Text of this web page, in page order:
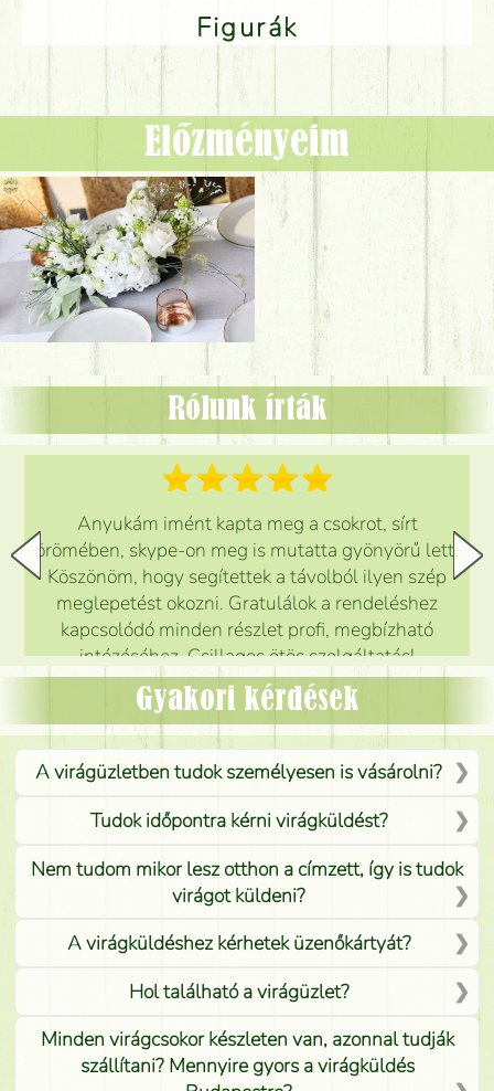
Figurák
Előzményeim
Rólunk írták
Anyukám imént kapta meg a csokrot, sírt
örömében, skype-on meg is mutatta gyönyörű lett.
Köszönöm, hogy segítettek a távolból ilyen szép
meglepetést okozni. Gratulálok a rendeléshez
kapcsolódó minden részlet profi, megbízható
intézéséhez. Csillagos ötös szolgáltatás!
Mónika
Gyakori kérdések
A virágüzletben tudok személyesen is vásárolni?
Tudok időpontra kérni virágküldést?
Nem tudom mikor lesz otthon a címzett, így is tudok
virágot küldeni?
A virágküldéshez kérhetek üzenőkártyát?
Hol található a virágüzlet?
Minden virágcsokor készleten van, azonnal tudják
szállítani? Mennyire gyors a virágküldés